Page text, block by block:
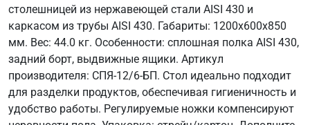
столешницей из нержавеющей стали AISI 430 и
каркасом из трубы AISI 430. Габариты: 1200x600x850
мм. Вес: 44.0 кг. Особенности: сплошная полка AISI 430,
задний борт, выдвижные ящики. Артикул
производителя: СПЯ-12/6-БП. Стол идеально подходит
для разделки продуктов, обеспечивая гигиеничность и
удобство работы. Регулируемые ножки компенсируют